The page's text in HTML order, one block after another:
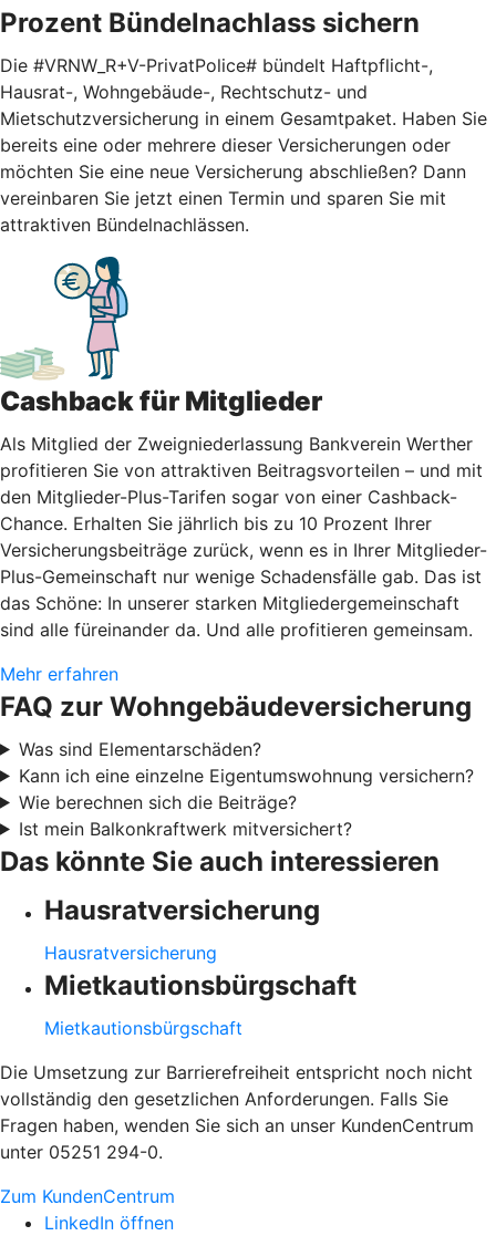
Prozent Bündelnachlass sichern
Die #VRNW_R+V-PrivatPolice# bündelt Haftpflicht-,
Hausrat-, Wohngebäude-, Rechtschutz- und
Mietschutzversicherung in einem Gesamtpaket. Haben Sie
bereits eine oder mehrere dieser Versicherungen oder
möchten Sie eine neue Versicherung abschließen? Dann
vereinbaren Sie jetzt einen Termin und sparen Sie mit
attraktiven Bündelnachlässen.
Cashback für Mitglieder
Als Mitglied der Zweigniederlassung Bankverein Werther
profitieren Sie von attraktiven Beitragsvorteilen – und mit
den Mitglieder-Plus-Tarifen sogar von einer Cashback-
Chance. Erhalten Sie jährlich bis zu 10 Prozent Ihrer
Versicherungsbeiträge zurück, wenn es in Ihrer Mitglieder-
Plus-Gemeinschaft nur wenige Schadensfälle gab. Das ist
das Schöne: In unserer starken Mitgliedergemeinschaft
sind alle füreinander da. Und alle profitieren gemeinsam.
Mehr erfahren
FAQ zur Wohngebäudeversicherung
Was sind Elementarschäden?
Kann ich eine einzelne Eigentumswohnung versichern?
Wie berechnen sich die Beiträge?
Ist mein Balkonkraftwerk mitversichert?
Das könnte Sie auch interessieren
Hausratversicherung
Hausratversicherung
Mietkautionsbürgschaft
Mietkautionsbürgschaft
Die Umsetzung zur Barrierefreiheit entspricht noch nicht
vollständig den gesetzlichen Anforderungen. Falls Sie
Fragen haben, wenden Sie sich an unser KundenCentrum
unter 05251 294-0.
Zum KundenCentrum
LinkedIn öffnen